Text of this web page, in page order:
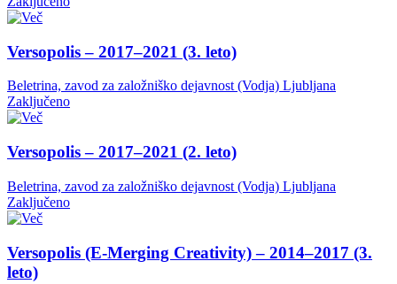
Versopolis – 2017–2021 (3. leto)
Beletrina, zavod za založniško dejavnost (Vodja) Ljubljana
Zaključeno
Versopolis – 2017–2021 (2. leto)
Beletrina, zavod za založniško dejavnost (Vodja) Ljubljana
Zaključeno
Versopolis (E-Merging Creativity) – 2014–2017 (3.
leto)